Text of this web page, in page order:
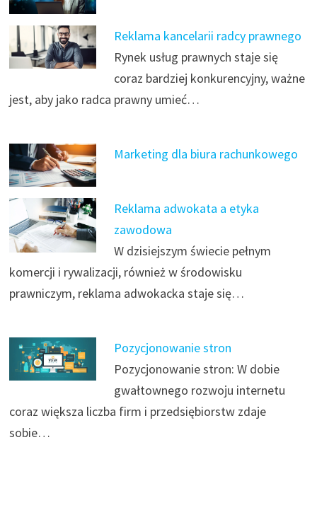
Reklama kancelarii radcy prawnego
Rynek usług prawnych staje się
coraz bardziej konkurencyjny, ważne
jest, aby jako radca prawny umieć…
Marketing dla biura rachunkowego
Reklama adwokata a etyka
zawodowa
W dzisiejszym świecie pełnym
komercji i rywalizacji, również w środowisku
prawniczym, reklama adwokacka staje się…
Pozycjonowanie stron
Pozycjonowanie stron: W dobie
gwałtownego rozwoju internetu
coraz większa liczba firm i przedsiębiorstw zdaje
sobie…